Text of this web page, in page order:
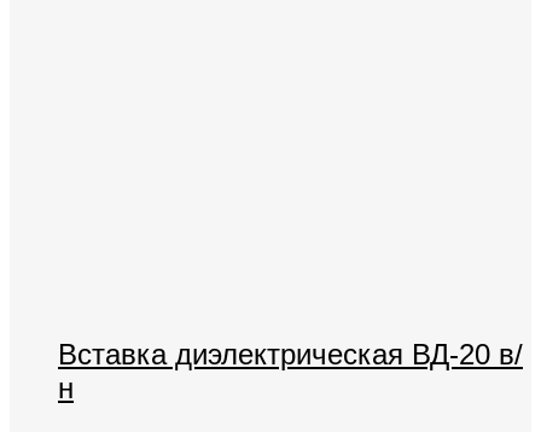
Вставка диэлектрическая ВД-20 в/
н